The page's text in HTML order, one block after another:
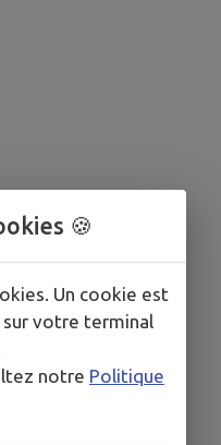
🍪
Un cookie est
votre terminal
notre Politique